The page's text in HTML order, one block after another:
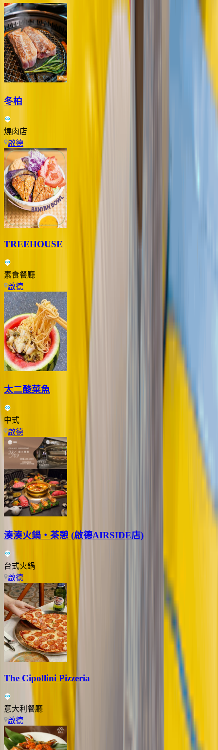
冬柏
燒肉店
啟德
TREEHOUSE
素食餐廳
啟德
太二酸菜魚
中式
啟德
湊湊火鍋‧茶憩 (啟德AIRSIDE店)
台式火鍋
啟德
The Cipollini Pizzeria
意大利餐廳
啟德